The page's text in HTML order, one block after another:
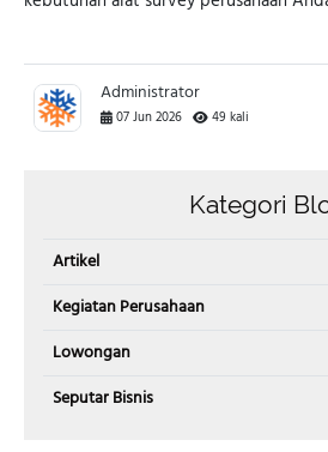
Administrator
07 Jun 2026 49 kali
Kategori
Artikel
Kegiatan Perusahaan
Lowongan
Seputar Bisnis